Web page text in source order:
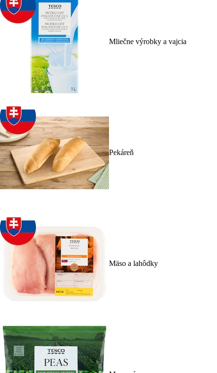
Mliečne výrobky a vajcia
Pekáreň
Mäso a lahôdky